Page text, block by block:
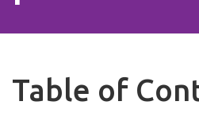
Table of